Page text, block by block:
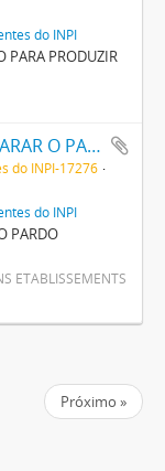
do INPI
PARA PRODUZIR
UM PROCESSO DE PREPARAR O PARDO AVERMELHADO
do INPI-17276
do INPI
PARDO
ETABLISSEMENTS
Próximo »